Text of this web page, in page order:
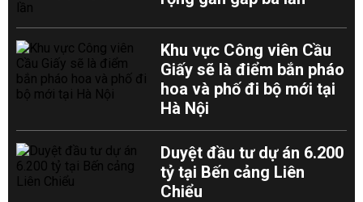
Khu vực Công viên Cầu
Giấy sẽ là điểm bắn pháo
hoa và phố đi bộ mới tại
Hà Nội
Duyệt đầu tư dự án 6.200
tỷ tại Bến cảng Liên
Chiểu